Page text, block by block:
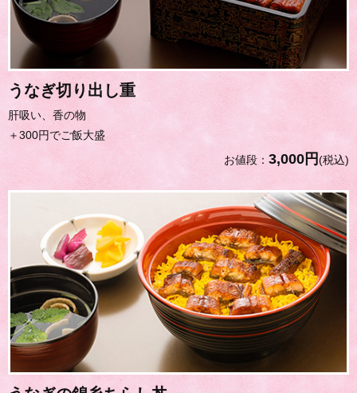
うなぎ切り出し重
肝吸い、香の物
＋300円でご飯大盛
お値段： 3,000円(税込)